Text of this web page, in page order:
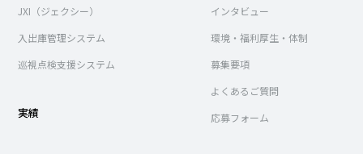
JXI（ジェクシー）
入出庫管理システム
巡視点検支援システム
実績
インタビュー
環境・福利厚生・体制
募集要項
よくあるご質問
応募フォーム